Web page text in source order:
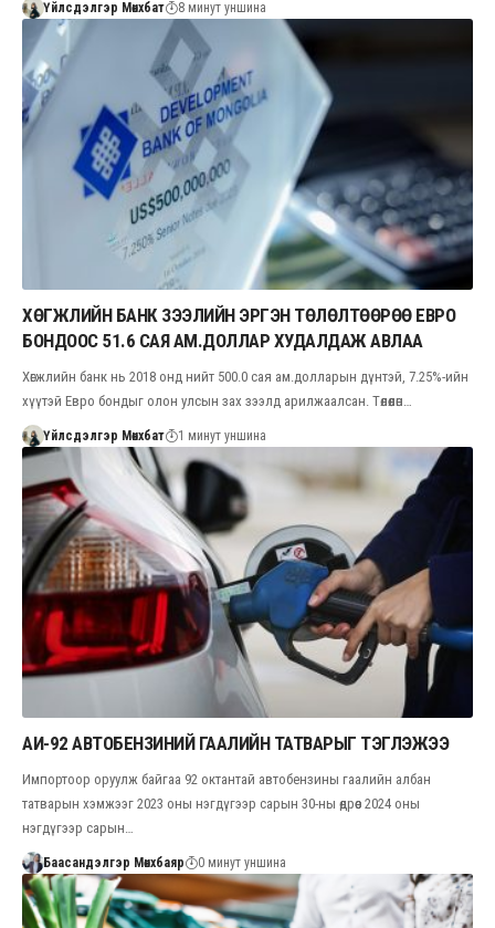
Үйлсдэлгэр Мөнхбат 8 минут уншина
ХӨГЖЛИЙН БАНК ЗЭЭЛИЙН ЭРГЭН ТӨЛӨЛТӨӨРӨӨ ЕВРО
БОНДООС 51.6 САЯ АМ.ДОЛЛАР ХУДАЛДАЖ АВЛАА
Хөгжлийн банк нь 2018 онд нийт 500.0 сая ам.долларын дүнтэй, 7.25%-ийн
хүүтэй Евро бондыг олон улсын зах зээлд арилжаалсан. Төлөөлөн…
Үйлсдэлгэр Мөнхбат 1 минут уншина
АИ-92 АВТОБЕНЗИНИЙ ГААЛИЙН ТАТВАРЫГ ТЭГЛЭЖЭЭ
Импортоор оруулж байгаа 92 октантай автобензины гаалийн албан
татварын хэмжээг 2023 оны нэгдүгээр сарын 30-ны өдрөөс 2024 оны
нэгдүгээр сарын…
Баасандэлгэр Мөнхбаяр 0 минут уншина